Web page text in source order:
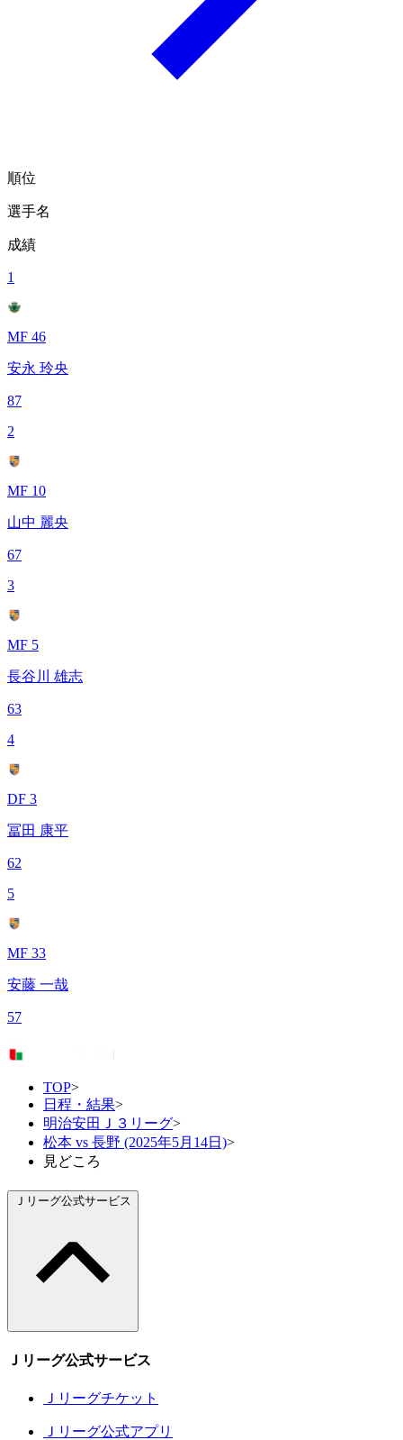
順位
選手名
成績
1
MF 46
安永 玲央
87
2
MF 10
山中 麗央
67
3
MF 5
長谷川 雄志
63
4
DF 3
冨田 康平
62
5
MF 33
安藤 一哉
57
TOP>
日程・結果>
明治安田Ｊ３リーグ>
松本 vs 長野 (2025年5月14日)>
見どころ
Ｊリーグ公式サービス
Ｊリーグ公式サービス
Ｊリーグチケット
Ｊリーグ公式アプリ